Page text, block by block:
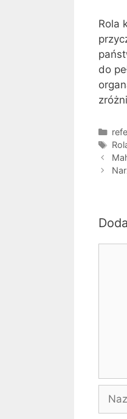
Rola
do